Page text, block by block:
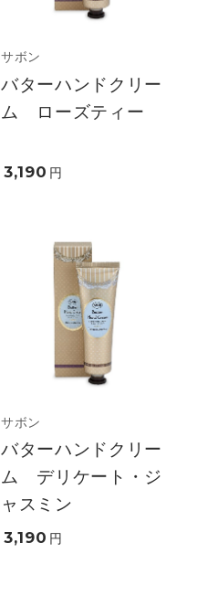
サボン
バターハンドクリー
ム ローズティー
3,190 円
サボン
バターハンドクリー
ム デリケート・ジ
ャスミン
3,190 円